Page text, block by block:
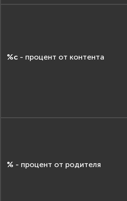
%c - процент от контента
% - процент от родителя